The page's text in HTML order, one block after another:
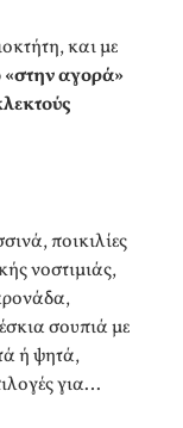
και με
αγορά»
ποικιλίες
νοστιμιάς,
σουπιά με
ή ψητά,
για…